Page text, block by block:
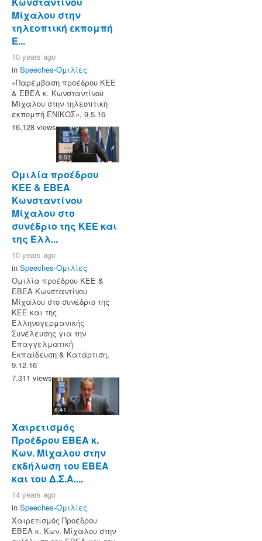
Μίχαλου στην
τηλεοπτική εκπομπή
Ε...
10 years ago
in Speeches-Ομιλίες
«Παρέμβαση προέδρου ΚΕΕ
& ΕΒΕΑ κ. Κωνσταντίνου
Μίχαλου στην τηλεοπτική
εκπομπή ΕΝΙΚΟΣ», 9.5.16
16,128 views
9:02
Ομιλία προέδρου
ΚΕΕ & ΕΒΕΑ
Κωνσταντίνου
Μίχαλου στο
συνέδριο της ΚΕΕ και
της Ελλ...
10 years ago
in Speeches-Ομιλίες
Ομιλία προέδρου ΚΕΕ &
ΕΒΕΑ Κωνσταντίνου
Μίχαλου στο συνέδριο της
ΚΕΕ και της
Ελληνογερμανικής
Συνέλευσης για την
Επαγγελματική
Εκπαίδευση & Κατάρτιση,
9.12.16
7,311 views
6:41
Χαιρετισμός
Προέδρου ΕΒΕΑ κ.
Κων. Μίχαλου στην
εκδήλωση του ΕΒΕΑ
και του Δ.Σ.Α....
14 years ago
in Speeches-Ομιλίες
Χαιρετισμός Προέδρου
ΕΒΕΑ κ. Κων. Μίχαλου στην